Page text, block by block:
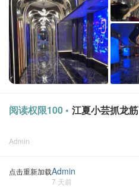
阅读权限100 • 江夏小芸抓龙筋
Admin
点击重新加载Admin
7 天前